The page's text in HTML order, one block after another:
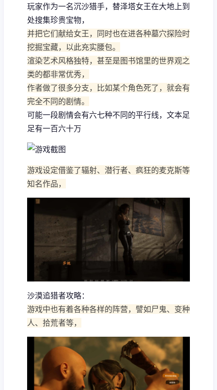
玩家作为一名沉沙猎手，替泽塔女王在大地上到
处搜集珍贵宝物，
并把它们献给女王，同时也在进各种墓穴探险时
挖掘宝藏，以此充实腰包。
渲染艺术风格独特，甚至是图书馆里的世界观之
类的都非常优秀，
作者做了很多分支，比如某个角色死了，就会有
完全不同的剧情。
可能一段剧情会有六七种不同的平行线，文本足
足有一百六十万
游戏设定借鉴了辐射、潜行者、疯狂的麦克斯等
知名作品，
沙漠追猎者攻略：
游戏中也有着各种各样的阵营，譬如尸鬼、变种
人、拾荒者等，